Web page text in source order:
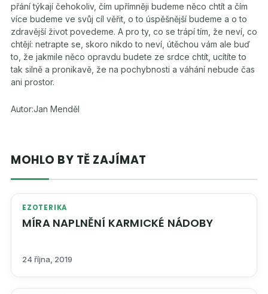
přání týkají čehokoliv, čím upřímněji budeme něco chtít a čím
více budeme ve svůj cíl věřit, o to úspěšnější budeme a o to
zdravější život povedeme. A pro ty, co se trápí tím, že neví, co
chtějí: netrapte se, skoro nikdo to neví, útěchou vám ale buď
to, že jakmile něco opravdu budete ze srdce chtít, ucítíte to
tak silně a pronikavě, že na pochybnosti a váhání nebude čas
ani prostor.
Autor:Jan Menděl
MOHLO BY TĚ ZAJÍMAT
EZOTERIKA
MÍRA NAPLNĚNÍ KARMICKÉ NÁDOBY
24 října, 2019